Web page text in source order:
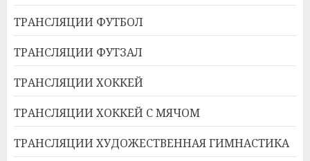
ТРАНСЛЯЦИИ ФУТБОЛ
ТРАНСЛЯЦИИ ФУТЗАЛ
ТРАНСЛЯЦИИ ХОККЕЙ
ТРАНСЛЯЦИИ ХОККЕЙ С МЯЧОМ
ТРАНСЛЯЦИИ ХУДОЖЕСТВЕННАЯ ГИМНАСТИКА